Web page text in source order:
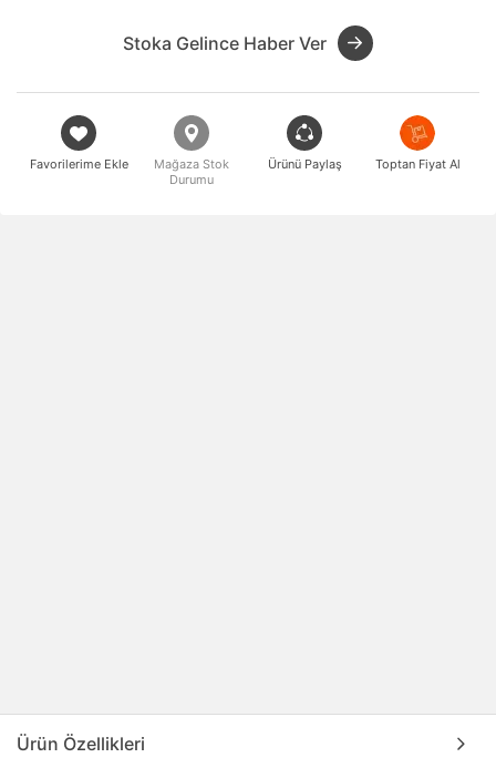
Stoka Gelince Haber Ver
Favorilerime Ekle
Mağaza Stok
Durumu
Ürünü Paylaş Toptan Fiyat Al
Ürün Özellikleri